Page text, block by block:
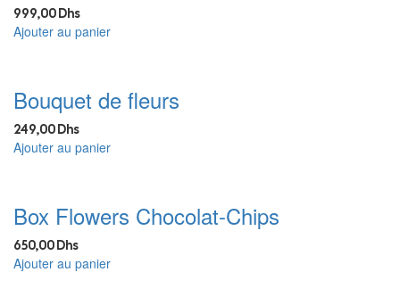
999,00Dhs
Ajouter au panier
Bouquet de fleurs
249,00Dhs
Ajouter au panier
Box Flowers Chocolat-Chips
650,00Dhs
Ajouter au panier